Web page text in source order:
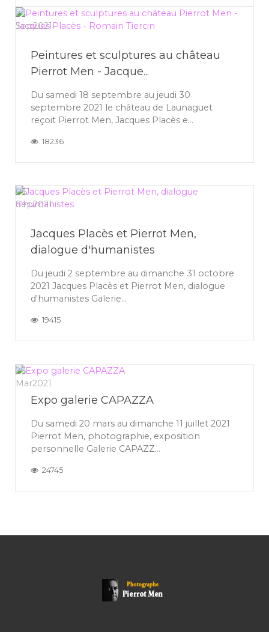
24
Sep2021
Peintures et sculptures au château
Pierrot Men - Jacque...
Du samedi 18 septembre au jeudi 30
septembre 2021 le château de Launaguet
reçoit Pierrot Men, Jacques Placès e...
18236
06
Sep2021
Jacques Placès et Pierrot Men,
dialogue d'humanistes
Du jeudi 2 septembre au dimanche 31 octobre
2021 Jacques Placès et Pierrot Men, dialogue
d'humanistes Galerie...
19415
26
Mar2021
Expo galerie CAPAZZA
Du samedi 20 mars au dimanche 11 juillet 2021
Pierrot Men, photographie, exposition
personnelle Galerie CAPAZZ...
24745